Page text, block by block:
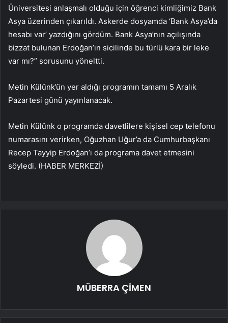
Üniversitesi anlaşmalı olduğu için öğrenci kimliğimiz Bank
Asya üzerinden çıkarıldı. Askerde dosyamda ‘Bank Asya’da
hesabı var’ yazdığını gördüm. Bank Asya’nın açılışında
bizzat bulunan Erdoğan’ın sicilinde bu türlü kara bir leke
var mı?” sorusunu yöneltti.
Metin Külünk’ün yer aldığı programın tamamı 5 Aralık
Pazartesi günü yayınlanacak.
Metin Külünk o programda davetlilere kişisel cep telefonu
numarasını verirken, Oğuzhan Uğur’a da Cumhurbaşkanı
Recep Tayyip Erdoğan’ı da programa davet etmesini
söyledi. (HABER MERKEZİ)
MÜBERRA ÇİMEN